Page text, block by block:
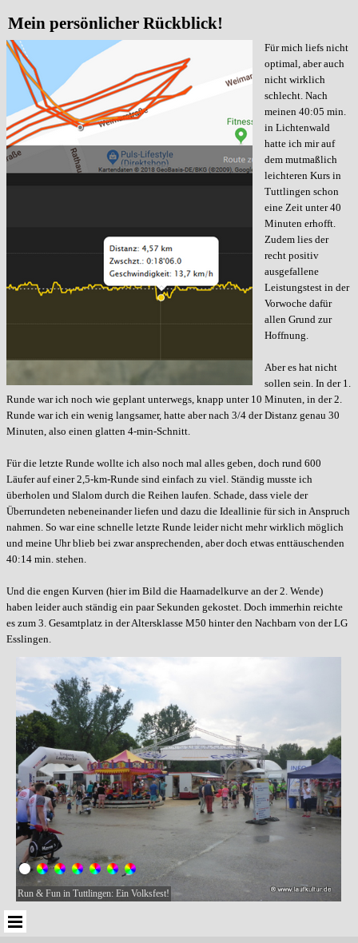
Mein persönlicher Rückblick!
Für mich liefs nicht
optimal, aber auch
nicht wirklich
schlecht. Nach
meinen 40:05 min.
in Lichtenwald
hatte ich mir auf
dem mutmaßlich
leichteren Kurs in
Tuttlingen schon
eine Zeit unter 40
Minuten erhofft.
Zudem lies der
recht positiv
ausgefallene
Leistungstest in der
Vorwoche dafür
allen Grund zur
Hoffnung.
Aber es hat nicht
sollen sein. In der 1.
Runde war ich noch wie geplant unterwegs, knapp unter 10 Minuten, in der 2.
Runde war ich ein wenig langsamer, hatte aber nach 3/4 der Distanz genau 30
Minuten, also einen glatten 4-min-Schnitt.
Für die letzte Runde wollte ich also noch mal alles geben, doch rund 600
Läufer auf einer 2,5-km-Runde sind einfach zu viel. Ständig musste ich
überholen und Slalom durch die Reihen laufen. Schade, dass viele der
Überrundeten nebeneinander liefen und dazu die Ideallinie für sich in Anspruch
nahmen. So war eine schnelle letzte Runde leider nicht mehr wirklich möglich
und meine Uhr blieb bei zwar ansprechenden, aber doch etwas enttäuschenden
40:14 min. stehen.
Und die engen Kurven (hier im Bild die Haarnadelkurve an der 2. Wende)
haben leider auch ständig ein paar Sekunden gekostet. Doch immerhin reichte
es zum 3. Gesamtplatz in der Altersklasse M50 hinter den Nachbarn von der LG
Esslingen.
Run & Fun in Tuttlingen: Ein Volksfest!
Menü überspringen